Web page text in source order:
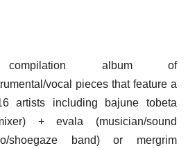
album of
vocal pieces that feature a
artists including bajune tobeta
+ evala (musician/sound
shoegaze band) or mergrim